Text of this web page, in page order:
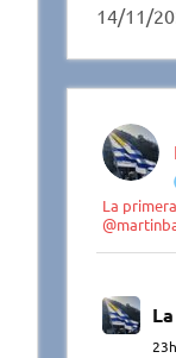
14/11/
La
23h